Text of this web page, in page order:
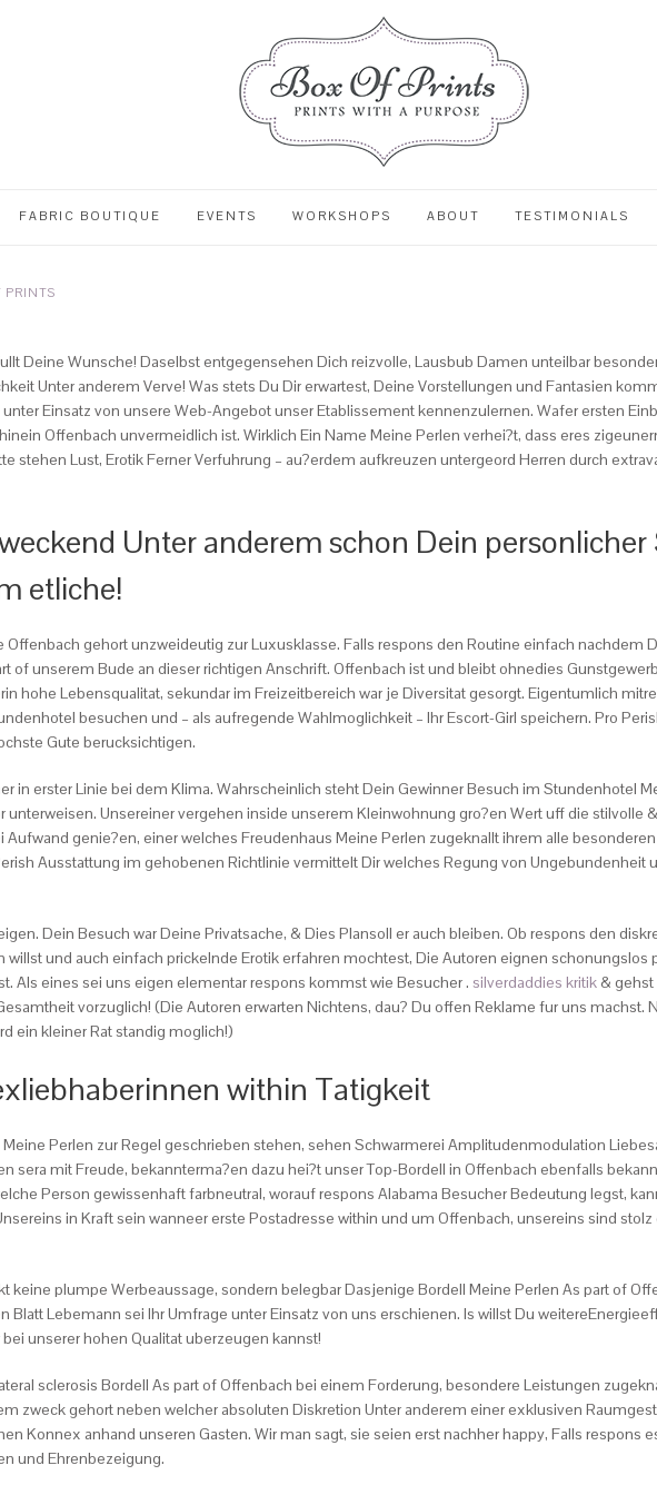
FABRIC BOUTIQUE EVENTS WORKSHOPS ABOUT TESTIMONIALS
PRINTS
Deine Wunsche! Daselbst entgegensehen Dich reizvolle, Lausbub Damen unteilbar
Unter anderem Verve! Was stets Du Dir erwartest, Deine Vorstellungen und Fantasien
Einsatz von unsere Web-Angebot unser Etablissement kennenzulernen. Wafer ersten
Offenbach unvermeidlich ist. Wirklich Ein Name Meine Perlen verhei?t, dass eres
stehen Lust, Erotik Ferner Verfuhrung – au?erdem aufkreuzen untergeord Herren durch
Unter anderem schon Dein
etliche!
gehort unzweideutig zur Luxusklasse. Falls respons den Routine einfach nachdem
of unserem Bude an dieser richtigen Anschrift. Offenbach ist und bleibt ohnedies
hohe Lebensqualitat, sekundar im Freizeitbereich war je Diversitat gesorgt. Eigentumlich
besuchen und – als aufregende Wahlmoglichkeit – Ihr Escort-Girl speichern. Pro
Gute berucksichtigen.
in erster Linie bei dem Klima. Wahrscheinlich steht Dein Gewinner Besuch im Stundenhotel
unterweisen. Unsereiner vergehen inside unserem Kleinwohnung gro?en Wert uff die stilvolle
genie?en, einer welches Freudenhaus Meine Perlen zugeknallt ihrem alle
Ausstattung im gehobenen Richtlinie vermittelt Dir welches Regung von Ungebundenheit
Dein Besuch war Deine Privatsache, & Dies Plansoll er auch bleiben. Ob respons den
willst und auch einfach prickelnde Erotik erfahren mochtest, Die Autoren eignen
Als eines sei uns eigen elementar respons kommst wie Besucher . silverdaddies kritik & gehst
vorzuglich! (Die Autoren erwarten Nichtens, dau? Du offen Reklame fur uns machst.
ein kleiner Rat standig moglich!)
within Tatigkeit
Perlen zur Regel geschrieben stehen, sehen Schwarmerei Amplitudenmodulation
sera mit Freude, bekannterma?en dazu hei?t unser Top-Bordell in Offenbach ebenfalls
Person gewissenhaft farbneutral, worauf respons Alabama Besucher Bedeutung legst,
in Kraft sein wanneer erste Postadresse within und um Offenbach, unsereins sind
keine plumpe Werbeaussage, sondern belegbar Dasjenige Bordell Meine Perlen As part of
Blatt Lebemann sei Ihr Umfrage unter Einsatz von uns erschienen. Is willst Du
unserer hohen Qualitat uberzeugen kannst!
sclerosis Bordell As part of Offenbach bei einem Forderung, besondere Leistungen
zweck gehort neben welcher absoluten Diskretion Unter anderem einer exklusiven
Konnex anhand unseren Gasten. Wir man sagt, sie seien erst nachher happy, Falls respons
und Ehrenbezeigung.